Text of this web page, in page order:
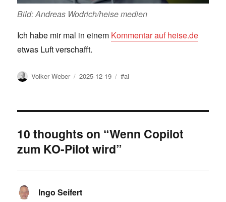
Bild: Andreas Wodrich/heise medien
Ich habe mir mal in einem Kommentar auf heise.de
etwas Luft verschafft.
Author
Volker Weber
Posted
2025-12-19 Tags
#ai
10 thoughts on “Wenn Copilot
zum KO-Pilot wird”
Ingo Seifert